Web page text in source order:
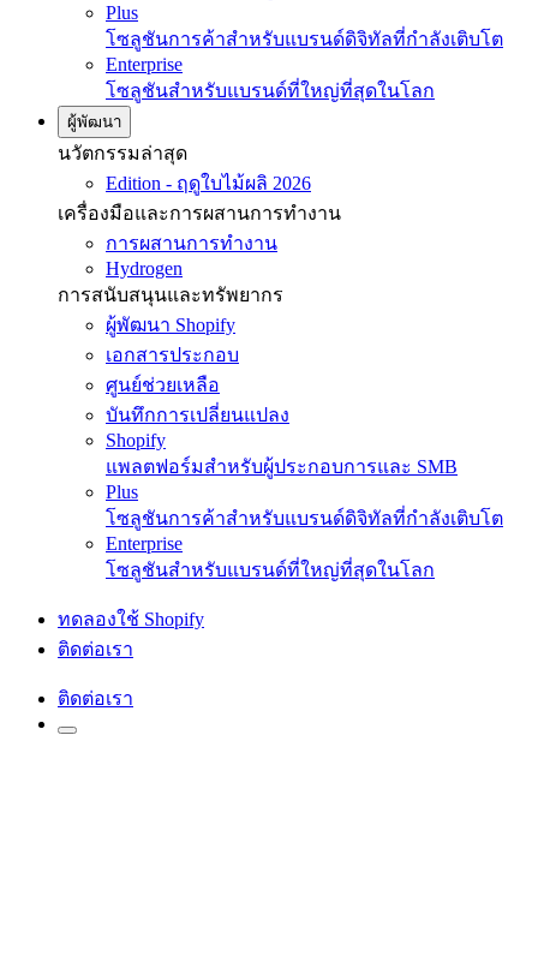
Plus
โซลูชันการค้าสำหรับแบรนด์ดิจิทัลที่กำลังเติบโต
Enterprise
โซลูชันสำหรับแบรนด์ที่ใหญ่ที่สุดในโลก
ผู้พัฒนา
นวัตกรรมล่าสุด
Edition - ฤดูใบไม้ผลิ 2026
เครื่องมือและการผสานการทำงาน
การผสานการทำงาน
Hydrogen
การสนับสนุนและทรัพยากร
ผู้พัฒนา Shopify
เอกสารประกอบ
ศูนย์ช่วยเหลือ
บันทึกการเปลี่ยนแปลง
Shopify
แพลตฟอร์มสำหรับผู้ประกอบการและ SMB
Plus
โซลูชันการค้าสำหรับแบรนด์ดิจิทัลที่กำลังเติบโต
Enterprise
โซลูชันสำหรับแบรนด์ที่ใหญ่ที่สุดในโลก
ทดลองใช้ Shopify
ติดต่อเรา
ติดต่อเรา